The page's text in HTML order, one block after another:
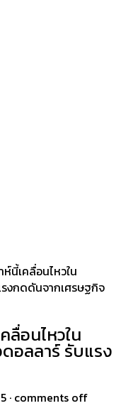
นี้เคลื่อนไหวใน
งกดดันจากเศรษฐกิจ
อนไหวใน
อลลาร์ รับแรง
· comments off